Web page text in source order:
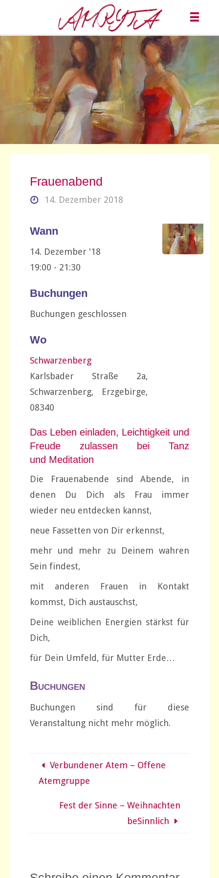
Frauenabend
14. Dezember 2018
Wann
14. Dezember '18
19:00 - 21:30
Buchungen
Buchungen geschlossen
Wo
Schwarzenberg
Karlsbader Straße 2a,
Schwarzenberg, Erzgebirge,
08340
Das Leben einladen, Leichtigkeit und
Freude zulassen bei Tanz
und Meditation
Die Frauenabende sind Abende, in
denen Du Dich als Frau immer
wieder neu entdecken kannst,
neue Fassetten von Dir erkennst,
mehr und mehr zu Deinem wahren
Sein findest,
mit anderen Frauen in Kontakt
kommst, Dich austauschst,
Deine weiblichen Energien stärkst für
Dich,
für Dein Umfeld, für Mutter Erde…
Buchungen
Buchungen sind für diese
Veranstaltung nicht mehr möglich.
Verbundener Atem – Offene
Atemgruppe
Fest der Sinne – Weihnachten
beSinnlich